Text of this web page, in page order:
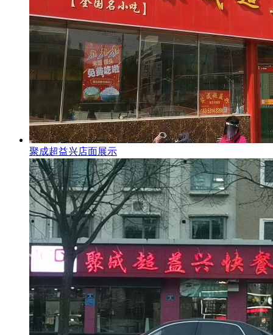
聚成超益兴店面展示